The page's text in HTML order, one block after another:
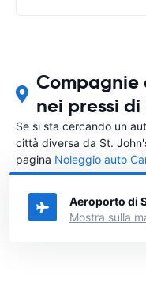
Compagnie
nei pressi di
Se si sta cercando un
città diversa da St.
pagina Noleggio auto
quale città in Canada si
Aeroporto di
Mostra sulla